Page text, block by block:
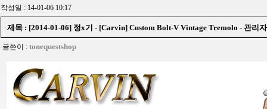
작성일 : 14-01-06 10:17
제목 : [2014-01-06] 정x기 - [Carvin] Custom Bolt-V Vintage Tremolo - 관리
글쓴이 : tonequestshop